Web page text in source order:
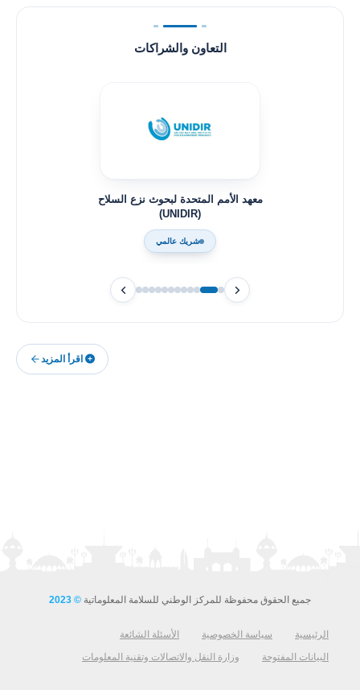
التعاون والشراكات
معهد الأمم المتحدة لبحوث نزع السلاح
شريك عالمي
اقرأ المزيد
جميع الحقوق محفوظة للمركز الوطني للسلامة المعلوماتية© 2023
سياسة الخصوصية
الأسئلة الشائعة
المفتوحة
وزارة النقل والاتصالات وتقنية المعلومات